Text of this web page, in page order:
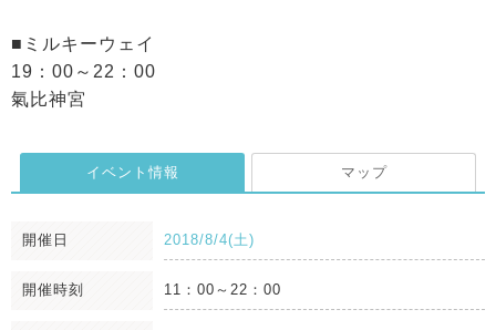
■ミルキーウェイ
19：00～22：00
氣比神宮
イベント情報 マップ
開催日 2018/8/4(土)
開催時刻 11：00～22：00